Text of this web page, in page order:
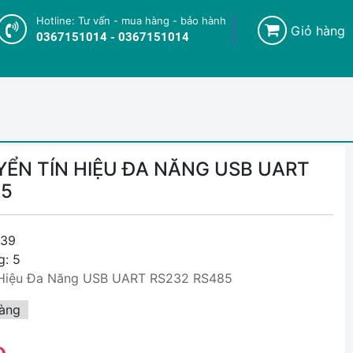
Hotline: Tư vấn - mua hàng - bảo hành
0367151014 - 0367151014 Giỏ hàng
TÍN HIỆU ĐA NĂNG USB UART
5
Đa Năng USB UART RS232 RS485